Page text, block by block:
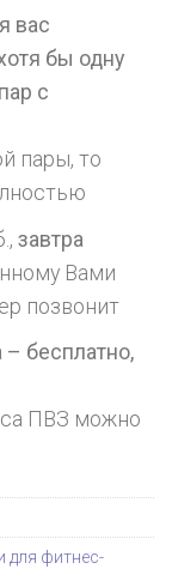
вас
бы одну
с
пары, то
завтра
Вами
позвонит
– бесплатно,
ПВЗ можно
для фитнес-